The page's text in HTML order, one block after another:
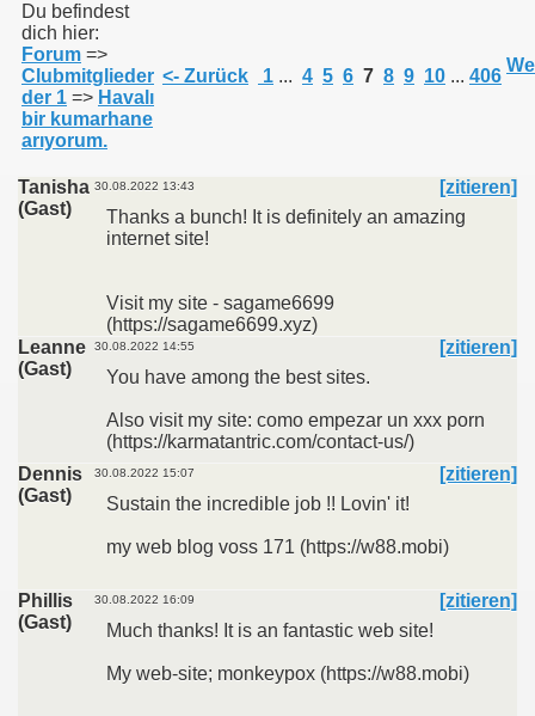
Du befindest
dich hier:
Forum =>
Clubmitglieder
der 1 => Havalı
bir kumarhane
arıyorum.
<- Zurück 1 ... 4 5 6 7 8 9 10 ... 406
Tanisha
(Gast)
30.08.2022 13:43
[zitieren]
Thanks a bunch! It is definitely an amazing
internet site!
Visit my site - sagame6699
(https://sagame6699.xyz)
Leanne
(Gast)
30.08.2022 14:55
[zitieren]
You have among the best sites.
Also visit my site: como empezar un xxx porn
(https://karmatantric.com/contact-us/)
Dennis
(Gast)
30.08.2022 15:07
[zitieren]
Sustain the incredible job !! Lovin' it!
my web blog voss 171 (https://w88.mobi)
Phillis
(Gast)
30.08.2022 16:09
[zitieren]
Much thanks! It is an fantastic web site!
My web-site; monkeypox (https://w88.mobi)